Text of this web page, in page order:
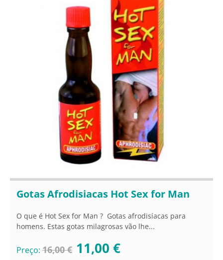
Gotas Afrodisiacas Hot Sex for Man
O que é Hot Sex for Man ? Gotas afrodisíacas para
homens. Estas gotas milagrosas vão lhe...
Preço: 16,00 € 11,00 €